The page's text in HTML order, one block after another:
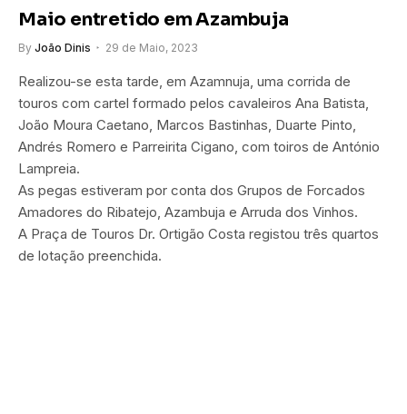
Maio entretido em Azambuja
By João Dinis 29 de Maio, 2023
Realizou-se esta tarde, em Azamnuja, uma corrida de
touros com cartel formado pelos cavaleiros Ana Batista,
João Moura Caetano, Marcos Bastinhas, Duarte Pinto,
Andrés Romero e Parreirita Cigano, com toiros de António
Lampreia.
As pegas estiveram por conta dos Grupos de Forcados
Amadores do Ribatejo, Azambuja e Arruda dos Vinhos.
A Praça de Touros Dr. Ortigão Costa registou três quartos
de lotação preenchida.